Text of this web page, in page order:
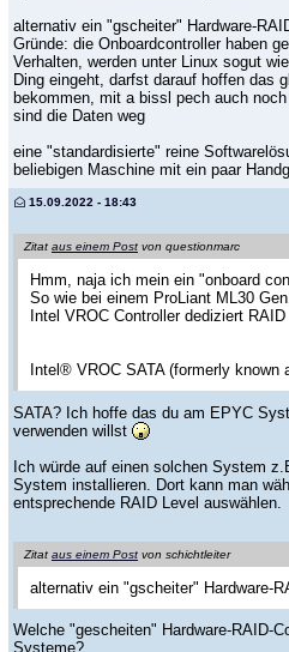
alternativ ein "gscheiter" Hardware-
Gründe: die Onboardcontroller haben
Verhalten, werden unter Linux sogut
Ding eingeht, darfst darauf hoffen das
bekommen, mit a bissl pech auch
sind die Daten weg
eine "standardisierte" reine
beliebigen Maschine mit ein paar
15.09.2022 - 18:43
Zitat aus einem Post von questionmarc
Hmm, naja ich mein ein "onboard
So wie bei einem ProLiant ML30
Intel VROC Controller dediziert
Intel® VROC SATA (formerly known
SATA? Ich hoffe das du am EPYC
verwenden willst
Ich würde auf einen solchen System
System installieren. Dort kann man
entsprechende RAID Level auswählen.
Zitat aus einem Post von schichtleiter
alternativ ein "gscheiter" Hardware-
Welche "gescheiten" Hardware-RAID-
Systeme?